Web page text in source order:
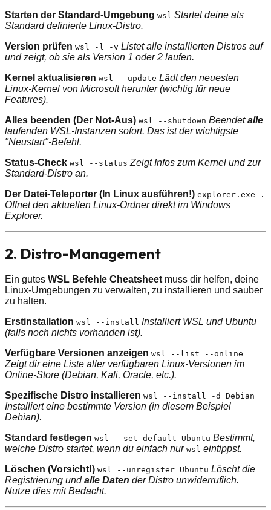
Starten der Standard-Umgebung wsl Startet deine als
Standard definierte Linux-Distro.
Version prüfen wsl -l -v Listet alle installierten Distros auf
und zeigt, ob sie als Version 1 oder 2 laufen.
Kernel aktualisieren wsl --update Lädt den neuesten
Linux-Kernel von Microsoft herunter (wichtig für neue
Features).
Alles beenden (Der Not-Aus) wsl --shutdown Beendetalle
laufenden WSL-Instanzen sofort. Das ist der wichtigste
"Neustart"-Befehl.
Status-Check wsl --status Zeigt Infos zum Kernel und zur
Standard-Distro an.
Der Datei-Teleporter (In Linux ausführen!) explorer.exe .
Öffnet den aktuellen Linux-Ordner direkt im Windows
Explorer.
2. Distro-Management
Ein gutes WSL Befehle Cheatsheetmuss dir helfen, deine
Linux-Umgebungen zu verwalten, zu installieren und sauber
zu halten.
Erstinstallation wsl --install Installiert WSL und Ubuntu
(falls noch nichts vorhanden ist).
Verfügbare Versionen anzeigen wsl --list --online
Zeigt dir eine Liste aller verfügbaren Linux-Versionen im
Online-Store (Debian, Kali, Oracle, etc.).
Spezifische Distro installieren wsl --install -d Debian
Installiert eine bestimmte Version (in diesem Beispiel
Debian).
Standard festlegen wsl --set-default Ubuntu Bestimmt,
welche Distro startet, wenn du einfach nur wsl eintippst.
Löschen (Vorsicht!) wsl --unregister Ubuntu Löscht die
Registrierung undalle Daten der Distro unwiderruflich.
Nutze dies mit Bedacht.